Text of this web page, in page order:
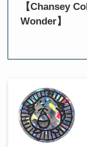
【Chansey
Wonder】